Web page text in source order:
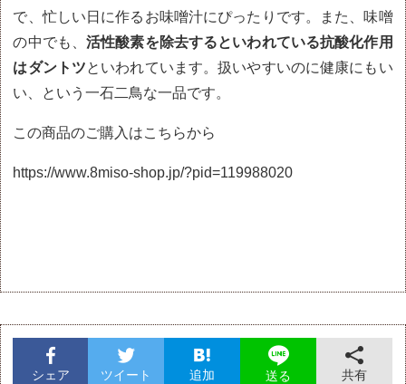
で、忙しい日に作るお味噌汁にぴったりです。また、味噌
の中でも、活性酸素を除去するといわれている抗酸化作用
はダントツといわれています。扱いやすいのに健康にもい
い、という一石二鳥な一品です。
この商品のご購入はこちらから
https://www.8miso-shop.jp/?pid=119988020
シェア ツイート 追加 送る 共有